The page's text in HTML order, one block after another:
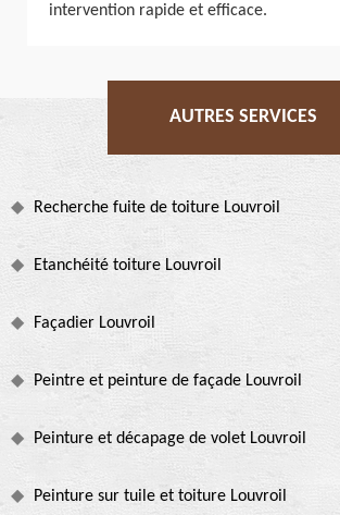
intervention rapide et efficace.
AUTRES SERVICES
Recherche fuite de toiture Louvroil
Etanchéité toiture Louvroil
Façadier Louvroil
Peintre et peinture de façade Louvroil
Peinture et décapage de volet Louvroil
Peinture sur tuile et toiture Louvroil